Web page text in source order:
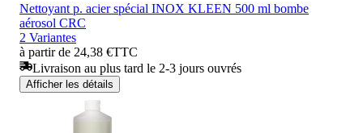
Nettoyant p. acier spécial INOX KLEEN 500 ml bombe
aérosol CRC
2 Variantes
à partir de 24,38 €TTC
Livraison au plus tard le 2-3 jours ouvrés
Afficher les détails